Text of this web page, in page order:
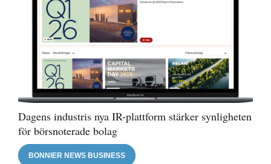
Dagens industris nya IR-plattform stärker synligheten
för börsnoterade bolag
BONNIER NEWS BUSINESS